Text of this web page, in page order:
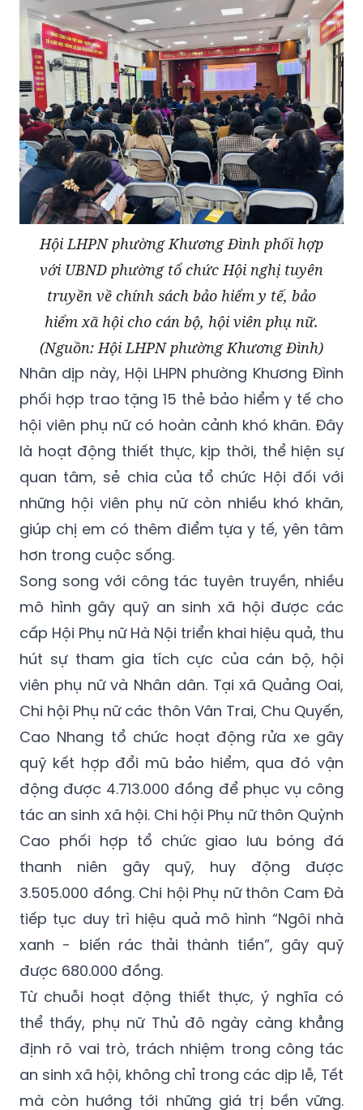
Hội LHPN phường Khương Đình phối hợp
với UBND phường tổ chức Hội nghị tuyên
truyền về chính sách bảo hiểm y tế, bảo
hiểm xã hội cho cán bộ, hội viên phụ nữ.
(Nguồn: Hội LHPN phường Khương Đình)
Nhân dịp này, Hội LHPN phường Khương Đình
phối hợp trao tặng 15 thẻ bảo hiểm y tế cho
hội viên phụ nữ có hoàn cảnh khó khăn. Đây
là hoạt động thiết thực, kịp thời, thể hiện sự
quan tâm, sẻ chia của tổ chức Hội đối với
những hội viên phụ nữ còn nhiều khó khăn,
giúp chị em có thêm điểm tựa y tế, yên tâm
hơn trong cuộc sống.
Song song với công tác tuyên truyền, nhiều
mô hình gây quỹ an sinh xã hội được các
cấp Hội Phụ nữ Hà Nội triển khai hiệu quả, thu
hút sự tham gia tích cực của cán bộ, hội
viên phụ nữ và Nhân dân. Tại xã Quảng Oai,
Chi hội Phụ nữ các thôn Vân Trai, Chu Quyến,
Cao Nhang tổ chức hoạt động rửa xe gây
quỹ kết hợp đổi mũ bảo hiểm, qua đó vận
động được 4.713.000 đồng để phục vụ công
tác an sinh xã hội. Chi hội Phụ nữ thôn Quỳnh
Cao phối hợp tổ chức giao lưu bóng đá
thanh niên gây quỹ, huy động được
3.505.000 đồng. Chi hội Phụ nữ thôn Cam Đà
tiếp tục duy trì hiệu quả mô hình “Ngôi nhà
xanh - biến rác thải thành tiền”, gây quỹ
được 680.000 đồng.
Từ chuỗi hoạt động thiết thực, ý nghĩa có
thể thấy, phụ nữ Thủ đô ngày càng khẳng
định rõ vai trò, trách nhiệm trong công tác
an sinh xã hội, không chỉ trong các dịp lễ, Tết
mà còn hướng tới những giá trị bền vững.